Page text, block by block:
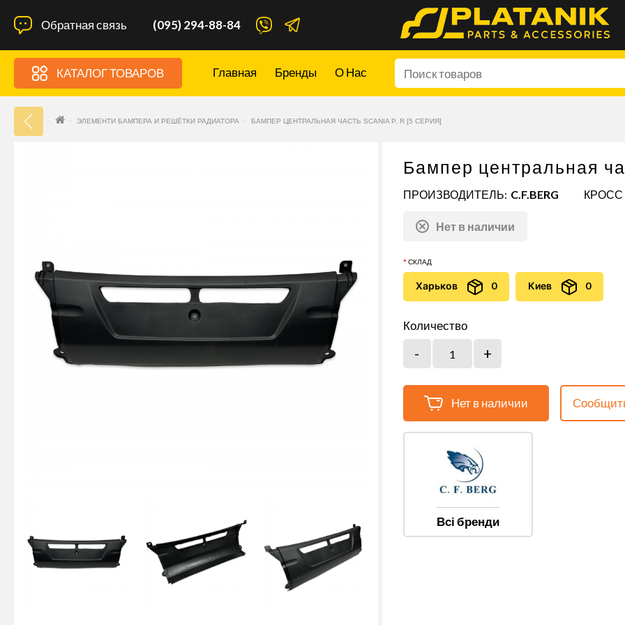
Обратная связь (095) 294-88-84
КАТАЛОГ ТОВАРОВ Главная Бренды О Нас
ЭЛЕМЕНТИ БАМПЕРА И РЕШЁТКИ РАДИАТОРА БАМПЕР ЦЕНТРАЛЬНАЯ ЧАСТЬ SCANIA P, R [5 СЕРИЯ]
Бампер центральная
ПРОИЗВОДИТЕЛЬ: C.F.BERG КРОСС
Нет в наличии
СКЛАД
Харьков 0 Киев 0
Количество
Нет в наличии
Всі бренди